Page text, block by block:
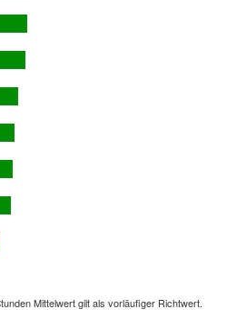
Mittelwert gilt als vorläufiger Richtwert.